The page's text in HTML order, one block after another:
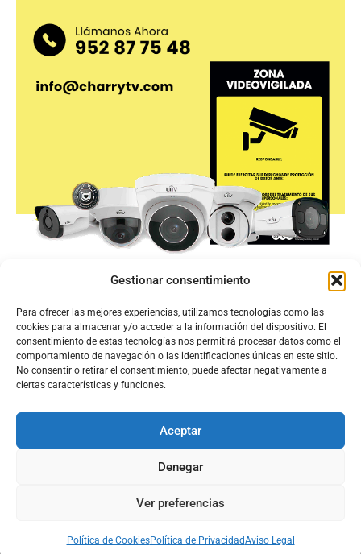
Gestionar consentimiento
Para ofrecer las mejores experiencias, utilizamos tecnologías como las
cookies para almacenar y/o acceder a la información del dispositivo. El
consentimiento de estas tecnologías nos permitirá procesar datos como el
comportamiento de navegación o las identificaciones únicas en este sitio.
No consentir o retirar el consentimiento, puede afectar negativamente a
ciertas características y funciones.
Aceptar
Denegar
Ver preferencias
Política de CookiesPolítica de PrivacidadAviso Legal
Acerca de Nosotros